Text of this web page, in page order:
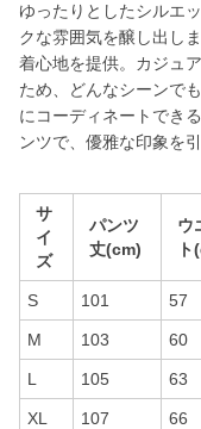
ゆったりとしたシルエ
クな雰囲気を醸し出し
着心地を提供。カジュ
ため、どんなシーンで
にコーディネートでき
ンツで、優雅な印象を引
サ
イ
ズ
パンツ
丈(cm)
ウ
S 101 57
M 103 60
L 105 63
XL 107 66